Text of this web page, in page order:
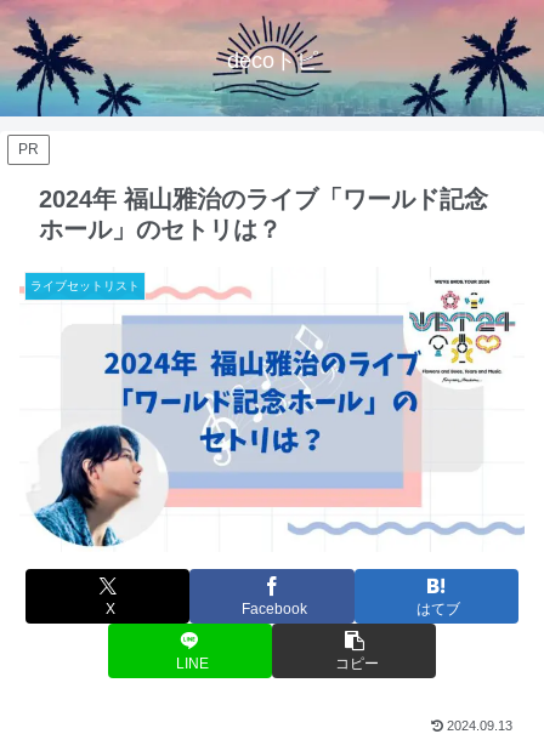
decoトピ
PR
2024年 福山雅治のライブ「ワールド記念
ホール」のセトリは？
ライブセットリスト
X Facebook はてブ
LINE コピー
2024.09.13